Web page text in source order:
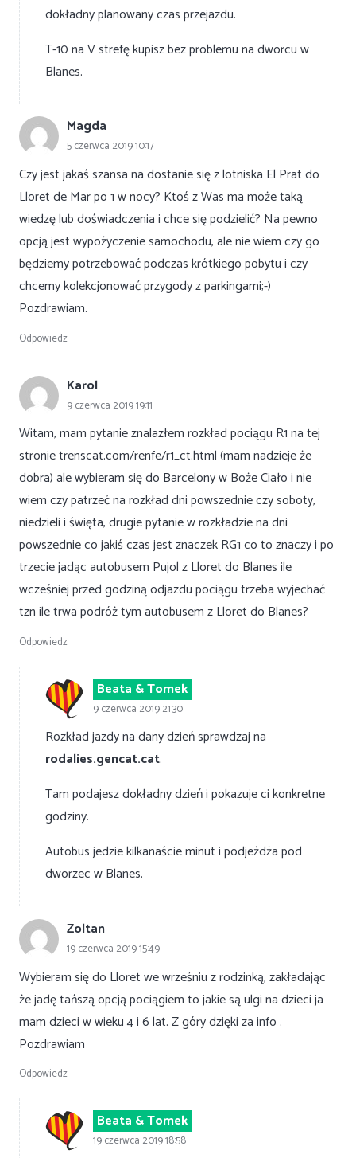
dokładny planowany czas przejazdu.
T-10 na V strefę kupisz bez problemu na dworcu w
Blanes.
Magda
5 czerwca 2019 10:17
Czy jest jakaś szansa na dostanie się z lotniska El Prat do
Lloret de Mar po 1 w nocy? Ktoś z Was ma może taką
wiedzę lub doświadczenia i chce się podzielić? Na pewno
opcją jest wypożyczenie samochodu, ale nie wiem czy go
będziemy potrzebować podczas krótkiego pobytu i czy
chcemy kolekcjonować przygody z parkingami;-)
Pozdrawiam.
Odpowiedz
Karol
9 czerwca 2019 19:11
Witam, mam pytanie znalazłem rozkład pociągu R1 na tej
stronietrenscat.com/renfe/r1_ct.html(mam nadzieje że
dobra) ale wybieram się do Barcelony w Boże Ciało i nie
wiem czy patrzeć na rozkład dni powszednie czy soboty,
niedzieli i święta, drugie pytanie w rozkładzie na dni
powszednie co jakiś czas jest znaczek RG1 co to znaczy i po
trzecie jadąc autobusem Pujol z Lloret do Blanes ile
wcześniej przed godziną odjazdu pociągu trzeba wyjechać
tzn ile trwa podróż tym autobusem z Lloret do Blanes?
Odpowiedz
Beata & Tomek
9 czerwca 2019 21:30
Rozkład jazdy na dany dzień sprawdzaj na
rodalies.gencat.cat.
Tam podajesz dokładny dzień i pokazuje ci konkretne
godziny.
Autobus jedzie kilkanaście minut i podjeżdża pod
dworzec w Blanes.
Zoltan
19 czerwca 2019 15:49
Wybieram się do Lloret we wrześniu z rodzinką, zakładając
że jadę tańszą opcją pociągiem to jakie są ulgi na dzieci ja
mam dzieci w wieku 4 i 6 lat. Z góry dzięki za info .
Pozdrawiam
Odpowiedz
Beata & Tomek
19 czerwca 2019 18:58